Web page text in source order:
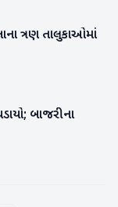
ત્રણ તાલુકાઓમાં
બાજરીના